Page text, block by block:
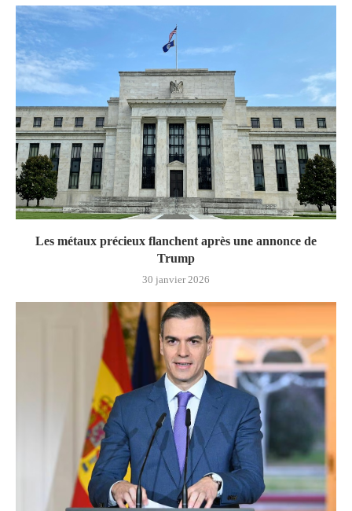
Les métaux précieux flanchent après une annonce de
Trump
30 janvier 2026